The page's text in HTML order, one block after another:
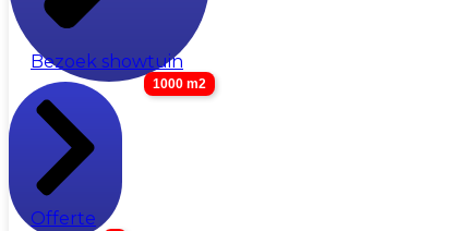
Bezoek showtuin
1000 m2
Offerte